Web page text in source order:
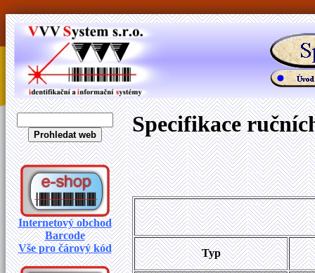
Internetový obchod
Barcode
Vše pro čárový kód
Specifikace
Typ